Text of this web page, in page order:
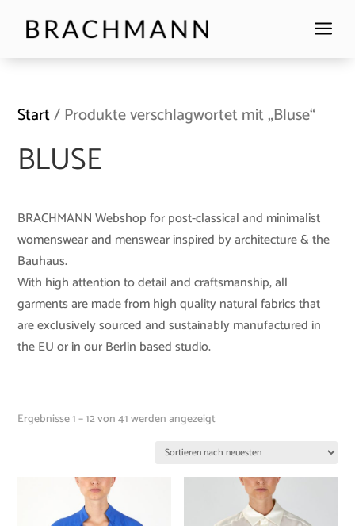
a
Start/ Produkte verschlagwortet mit „Bluse“
BLUSE
BRACHMANN Webshop for post-classical and minimalist
womenswear and menswear inspired by architecture & the
Bauhaus.
With high attention to detail and craftsmanship, all
garments are made from high quality natural fabrics that
are exclusively sourced and sustainably manufactured in
the EU or in our Berlin based studio.
Ergebnisse 1 – 12 von 41 werden angezeigt